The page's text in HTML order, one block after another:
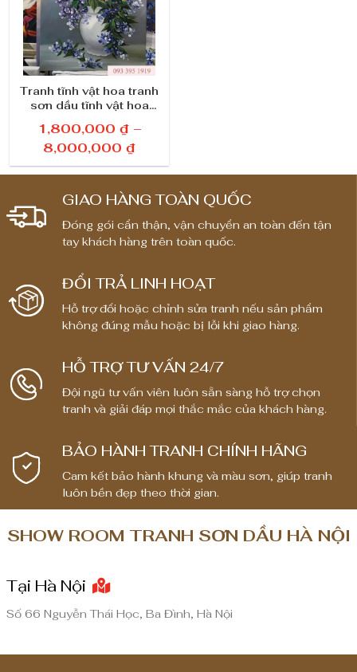
Tranh tĩnh vật hoa tranh
sơn dầu tĩnh vật hoa
1,800,000 ₫ –
8,000,000 ₫K
h
ả
n
g
:
1
,
8
0
,
0
0
0
GIAO HÀNG TOÀN QUỐC
Đóng gói cẩn thận, vận chuyển an toàn đến tận
tay khách hàng trên toàn quốc.
ĐỔI TRẢ LINH HOẠT
Hỗ trợ đổi hoặc chỉnh sửa tranh nếu sản phẩm
không đúng mẫu hoặc bị lỗi khi giao hàng.
HỖ TRỢ TƯ VẤN 24/7
Đội ngũ tư vấn viên luôn sẵn sàng hỗ trợ chọn
tranh và giải đáp mọi thắc mắc của khách hàng.
BẢO HÀNH TRANH CHÍNH HÃNG
Cam kết bảo hành khung và màu sơn, giúp tranh
luôn bền đẹp theo thời gian.
SHOW ROOM TRANH SƠN DẦU HÀ NỘI
Tại Hà Nội
Số 66 Nguyễn Thái Học, Ba Đình, Hà Nội